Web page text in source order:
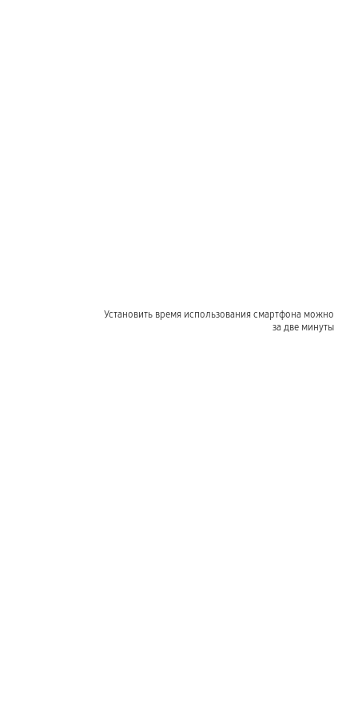
Установить время использования смартфона можно
за две минуты